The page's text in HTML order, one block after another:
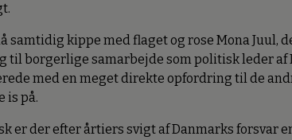
samtidig kippe med flaget og rose Mona Juul,
til borgerlige samarbejde som politisk leder af
med en meget direkte opfordring til de
is på.
er der efter årtiers svigt af Danmarks forsvar